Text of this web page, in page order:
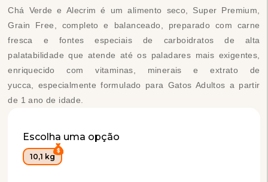
Chá Verde e Alecrim é um alimento seco, Super Premium,
Grain Free, completo e balanceado, preparado com carne
fresca e fontes especiais de carboidratos de alta
palatabilidade que atende até os paladares mais exigentes,
enriquecido com vitaminas, minerais e extrato de
yucca, especialmente formulado para Gatos Adultos a partir
de 1 ano de idade.
Escolha uma opção
10,1 kg